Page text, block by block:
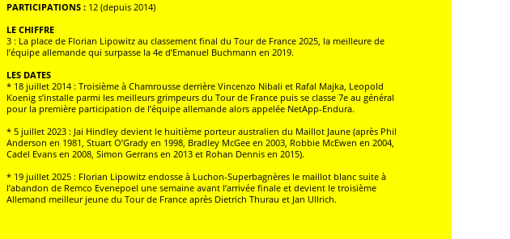
PARTICIPATIONS : 12 (depuis 2014)
LE CHIFFRE
3 : La place de Florian Lipowitz au classement final du Tour de France 2025, la meilleure de
l’équipe allemande qui surpasse la 4e d’Emanuel Buchmann en 2019.
LES DATES
* 18 juillet 2014 : Troisième à Chamrousse derrière Vincenzo Nibali et Rafal Majka, Leopold
Koenig s’installe parmi les meilleurs grimpeurs du Tour de France puis se classe 7e au général
pour la première participation de l’équipe allemande alors appelée NetApp-Endura.
* 5 juillet 2023 : Jai Hindley devient le huitième porteur australien du Maillot Jaune (après Phil
Anderson en 1981, Stuart O’Grady en 1998, Bradley McGee en 2003, Robbie McEwen en 2004,
Cadel Evans en 2008, Simon Gerrans en 2013 et Rohan Dennis en 2015).
* 19 juillet 2025 : Florian Lipowitz endosse à Luchon-Superbagnères le maillot blanc suite à
l’abandon de Remco Evenepoel une semaine avant l’arrivée finale et devient le troisième
Allemand meilleur jeune du Tour de France après Dietrich Thurau et Jan Ullrich.